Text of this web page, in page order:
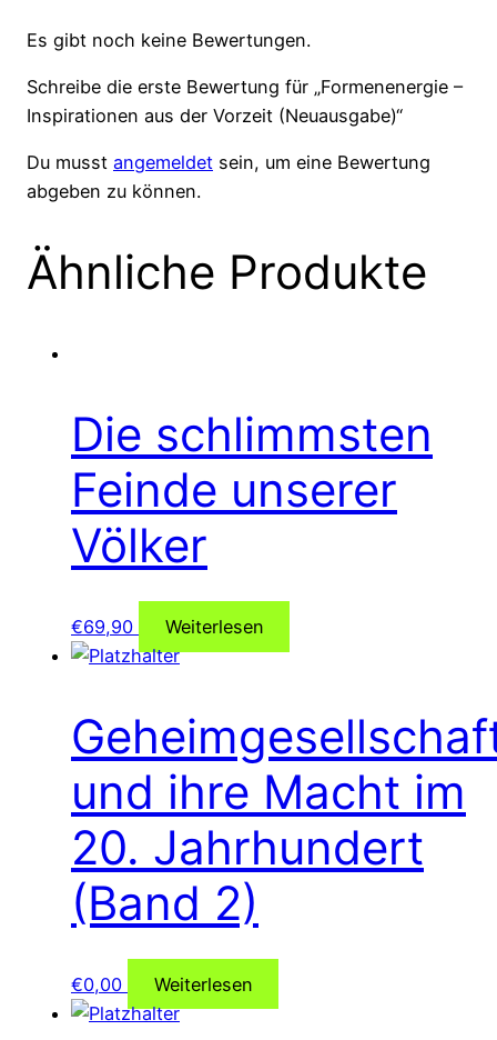
Es gibt noch keine Bewertungen.
Schreibe die erste Bewertung für „Formenenergie –
Inspirationen aus der Vorzeit (Neuausgabe)“
Du musst angemeldet sein, um eine Bewertung
abgeben zu können.
Ähnliche Produkte
Die schlimmsten
Feinde unserer
Völker
€69,90 Weiterlesen
und ihre Macht im
20. Jahrhundert
(Band 2)
€0,00 Weiterlesen